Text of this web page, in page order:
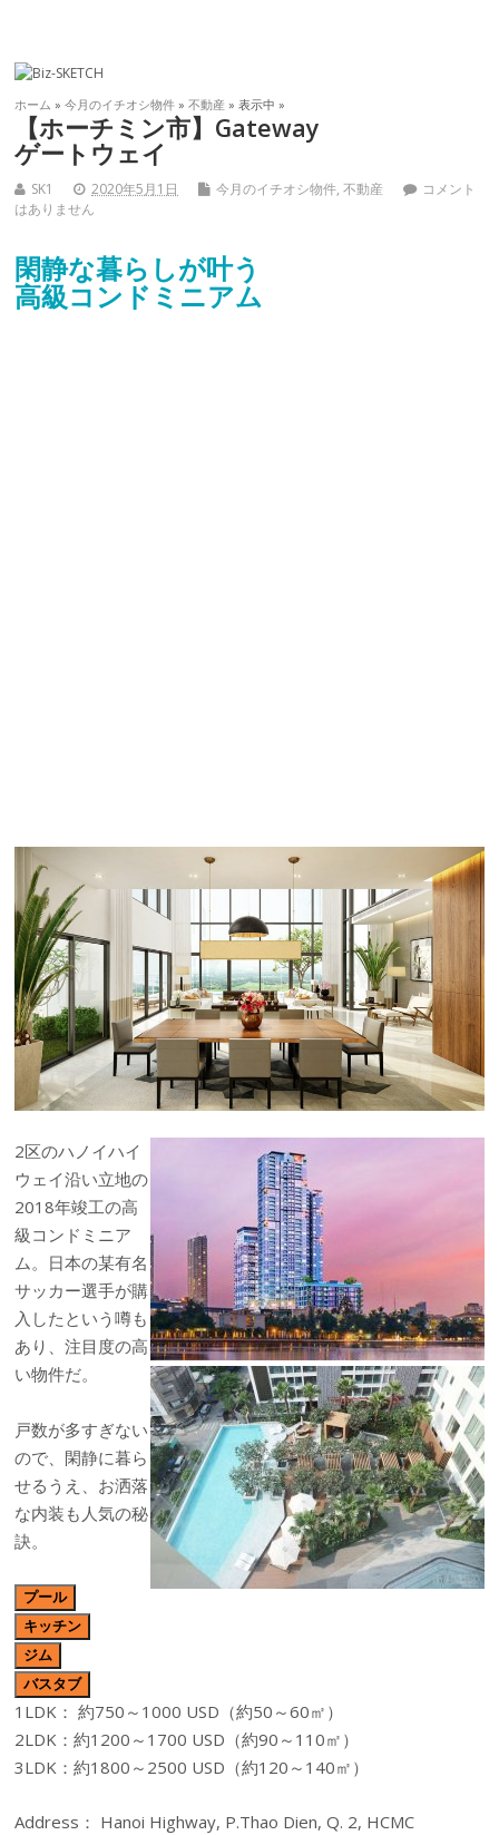
ホーム »今月のイチオシ物件 »不動産 » 表示中 »
【ホーチミン市】Gateway
ゲートウェイ
SK1 2020年5月1日 今月のイチオシ物件,不動産
コメント
はありません
閑静な暮らしが叶う
高級コンドミニアム
2区のハノイハイ
ウェイ沿い立地の
2018年竣工の高
級コンドミニア
ム。日本の某有名
サッカー選手が購
入したという噂も
あり、注目度の高
い物件だ。
戸数が多すぎない
ので、閑静に暮ら
せるうえ、お洒落
な内装も人気の秘
訣。
プール
キッチン
ジム
バスタブ
1LDK： 約750～1000 USD（約50～60㎡）
2LDK：約1200～1700 USD（約90～110㎡）
3LDK：約1800～2500 USD（約120～140㎡）
Address： Hanoi Highway, P.Thao Dien, Q. 2, HCMC